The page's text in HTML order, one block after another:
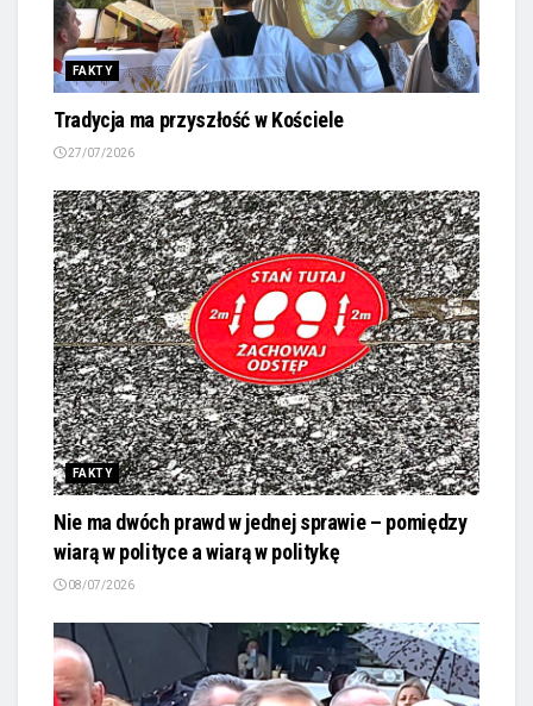
FAKTY
Tradycja ma przyszłość w Kościele
27/07/2026
FAKTY
Nie ma dwóch prawd w jednej sprawie – pomiędzy
wiarą w polityce a wiarą w politykę
08/07/2026